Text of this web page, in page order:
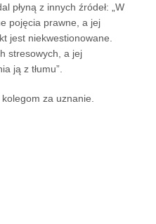
płyną z innych źródeł: „W
pojęcia prawne, a jej
jest niekwestionowane.
stresowych, a jej
ją z tłumu”.
za uznanie.